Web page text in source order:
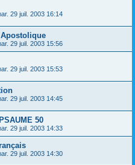
29 juil. 2003 16:14
29 juil. 2003 15:56
29 juil. 2003 15:53
29 juil. 2003 14:45
50
29 juil. 2003 14:33
29 juil. 2003 14:30